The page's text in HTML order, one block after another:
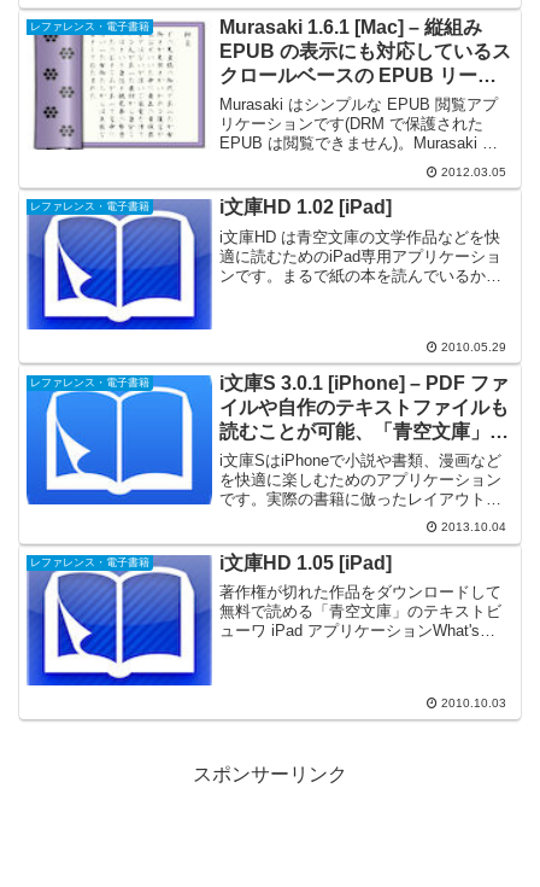
レファレンス・電子書籍
Murasaki 1.6.1 [Mac] – 縦組み
EPUB の表示にも対応しているス
クロールベースの EPUB リーダ
ー
Murasaki はシンプルな EPUB 閲覧アプ
リケーションです(DRM で保護された
EPUB は閲覧できません)。Murasaki は
ふつうのウェブブラウザのようなスクロ
ールベースのリーダであり、iBooks のよ
うなページめくりをベ...
2012.03.05
レファレンス・電子書籍 i文庫HD 1.02 [iPad]
i文庫HD は青空文庫の文学作品などを快
適に読むためのiPad専用アプリケーショ
ンです。まるで紙の本を読んでいるかの
2010.05.29
レファレンス・電子書籍
i文庫S 3.0.1 [iPhone] – PDF ファ
イルや自作のテキストファイルも
読むことが可能、「青空文庫」な
どの電子書籍を快適に楽しめる
i文庫SはiPhoneで小説や書類、漫画など
を快適に楽しむためのアプリケーション
です。実際の書籍に倣ったレイアウトと
軽快な動作により、手のひらで快適な読
書を楽しめます。iPhoneで文学作品を楽
しみたい方・PDFの書類や資料を読みた
い方・電...
2013.10.04
レファレンス・電子書籍 i文庫HD 1.05 [iPad]
著作権が切れた作品をダウンロードして
無料で読める「青空文庫」のテキストビ
ューワ iPad アプリケーションWhat's
2010.10.03
スポンサーリンク